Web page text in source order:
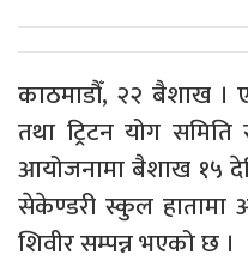
काठमाडौँ, २२ बैशाख ।
तथा ट्रिटन योग
आयोजनामा बैशाख १५
सेकेण्डरी स्कुल हातामा
शिवीर सम्पन्न भएको छ ।